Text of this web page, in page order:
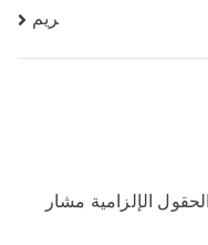
ريم
الحقول الإلزامية مشار